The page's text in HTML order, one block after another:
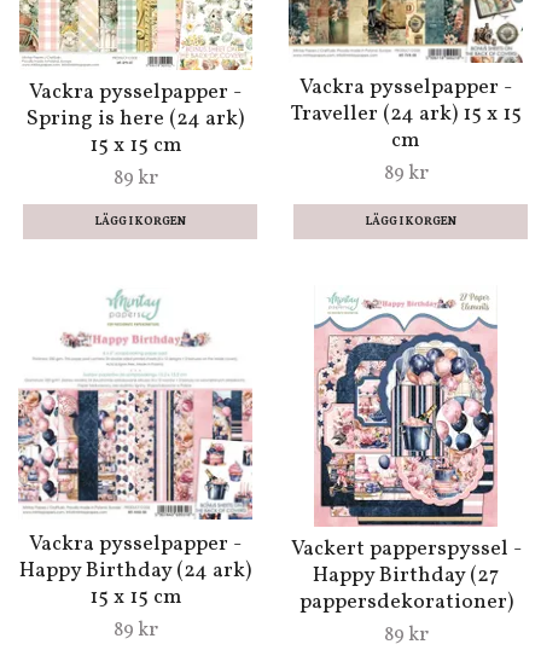
Vackra pysselpapper -
Spring is here (24 ark)
15 x 15 cm
89 kr
Vackra pysselpapper -
Traveller (24 ark) 15 x 15
cm
89 kr
Vackra pysselpapper -
Happy Birthday (24 ark)
15 x 15 cm
89 kr
Vackert papperspyssel -
Happy Birthday (27
pappersdekorationer)
89 kr